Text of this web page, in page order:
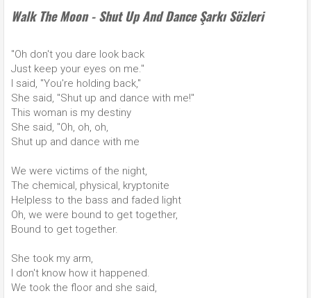
Walk The Moon - Shut Up And Dance Şarkı Sözleri
"Oh don't you dare look back
Just keep your eyes on me."
I said, "You're holding back,"
She said, "Shut up and dance with me!"
This woman is my destiny
She said, "Oh, oh, oh,
Shut up and dance with me
We were victims of the night,
The chemical, physical, kryptonite
Helpless to the bass and faded light
Oh, we were bound to get together,
Bound to get together.
She took my arm,
I don't know how it happened.
We took the floor and she said,